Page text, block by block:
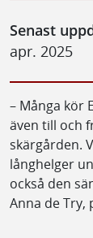
Senast
apr. 2025
– Många kör
även till och
skärgården.
långhelger
också den
Anna de Try,